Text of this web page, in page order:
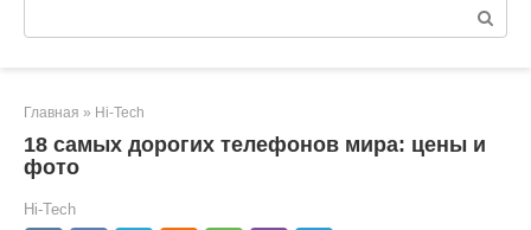
Главная » Hi-Tech
18 самых дорогих телефонов мира: цены и
фото
Hi-Tech